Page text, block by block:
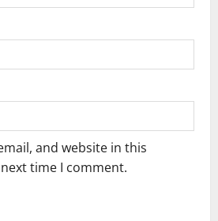
and website in this
time I comment.